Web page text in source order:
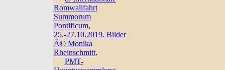
Romwallfahrt
Summorum
Pontificum,
25.-27.10.2019. Bilder
Â© Monika
Rheinschmitt.
PMT-